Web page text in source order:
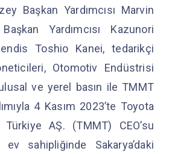
Başkan Yardımcısı Marvin
Yardımcısı Kazunori
Toshio Kanei, tedarikçi
Otomotiv Endüstrisi
ve yerel basın ile TMMT
4 Kasım 2023’te Toyota
AŞ. (TMMT) CEO’su
ev sahipliğinde Sakarya’daki